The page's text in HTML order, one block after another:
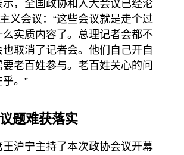
示，全国政协和人大会议已经沦
义会议：“这些会议就是走个过
实质内容了。总理记者会都不
取消了记者会。他们自己开自
老百姓参与。老百姓关心的问
。”
题难获落实
沪宁主持了本次政协会议开幕